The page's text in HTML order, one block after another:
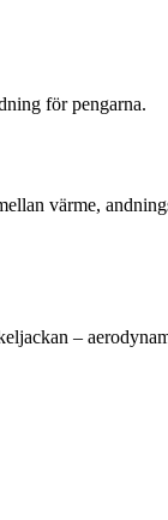
för pengarna.
värme,
–